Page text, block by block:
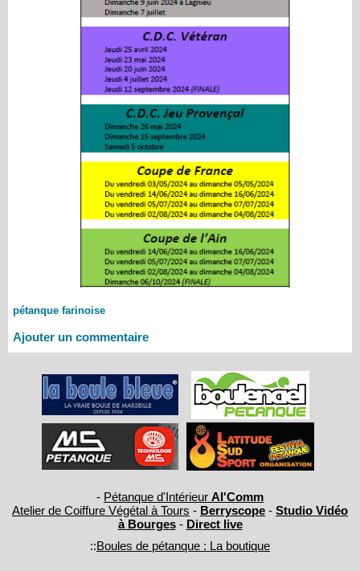
pétanque farinoise
Ajouter un commentaire
- Pétanque d'Intérieur Al'Comm
Atelier de Coiffure Végétal à Tours - Berryscope - Studio Vidéo
à Bourges- Direct live
::Boules de pétanque : La boutique